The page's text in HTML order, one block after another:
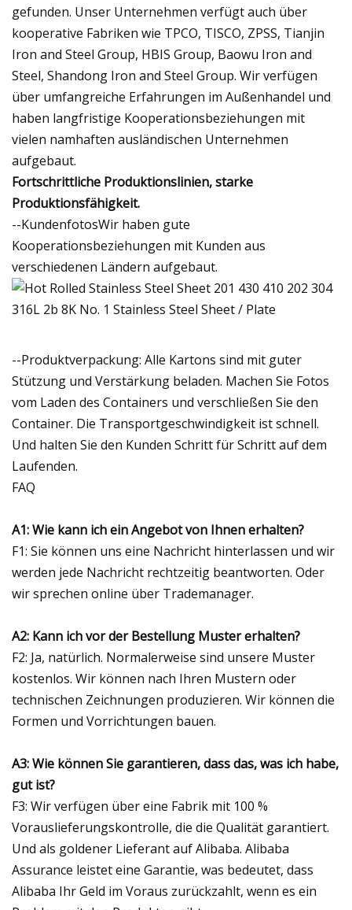
gefunden. Unser Unternehmen verfügt auch über
kooperative Fabriken wie TPCO, TISCO, ZPSS, Tianjin
Iron and Steel Group, HBIS Group, Baowu Iron and
Steel, Shandong Iron and Steel Group. Wir verfügen
über umfangreiche Erfahrungen im Außenhandel und
haben langfristige Kooperationsbeziehungen mit
vielen namhaften ausländischen Unternehmen
aufgebaut.
Fortschrittliche Produktionslinien, starke
Produktionsfähigkeit.
--KundenfotosWir haben gute
Kooperationsbeziehungen mit Kunden aus
verschiedenen Ländern aufgebaut.
--Produktverpackung: Alle Kartons sind mit guter
Stützung und Verstärkung beladen. Machen Sie Fotos
vom Laden des Containers und verschließen Sie den
Container. Die Transportgeschwindigkeit ist schnell.
Und halten Sie den Kunden Schritt für Schritt auf dem
Laufenden.
FAQ
A1: Wie kann ich ein Angebot von Ihnen erhalten?
F1: Sie können uns eine Nachricht hinterlassen und wir
werden jede Nachricht rechtzeitig beantworten. Oder
wir sprechen online über Trademanager.
A2: Kann ich vor der Bestellung Muster erhalten?
F2: Ja, natürlich. Normalerweise sind unsere Muster
kostenlos. Wir können nach Ihren Mustern oder
technischen Zeichnungen produzieren. Wir können die
Formen und Vorrichtungen bauen.
A3: Wie können Sie garantieren, dass das, was ich habe,
gut ist?
F3: Wir verfügen über eine Fabrik mit 100 %
Vorauslieferungskontrolle, die die Qualität garantiert.
Und als goldener Lieferant auf Alibaba. Alibaba
Assurance leistet eine Garantie, was bedeutet, dass
Alibaba Ihr Geld im Voraus zurückzahlt, wenn es ein